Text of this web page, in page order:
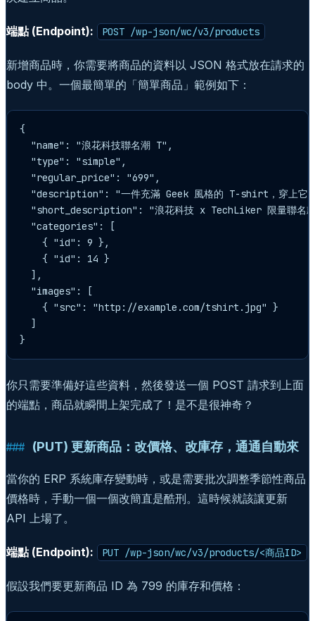
端點 (Endpoint): POST /wp-json/wc/v3/products
新增商品時，你需要將商品的資料以 JSON 格式放在請求的
body 中。一個最簡單的「簡單商品」範例如下：
{
  "name": "浪花科技聯名潮 T",
  "type": "simple",
  "regular_price": "699",
"description": "一件充滿 Geek 風格的 T-shirt，穿上它
"short_description": "浪花科技 x TechLiker 限量聯名
  "categories": [
    { "id": 9 },
    { "id": 14 }
  ],
  "images": [
    { "src": "http://example.com/tshirt.jpg" }
  ]
}
你只需要準備好這些資料，然後發送一個 POST 請求到上面
的端點，商品就瞬間上架完成了！是不是很神奇？
(PUT) 更新商品：改價格、改庫存，通通自動來
當你的 ERP 系統庫存變動時，或是需要批次調整季節性商品
價格時，手動一個一個改簡直是酷刑。這時候就該讓更新
API 上場了。
端點 (Endpoint): PUT /wp-json/wc/v3/products/<商品ID>
假設我們要更新商品 ID 為 799 的庫存和價格：